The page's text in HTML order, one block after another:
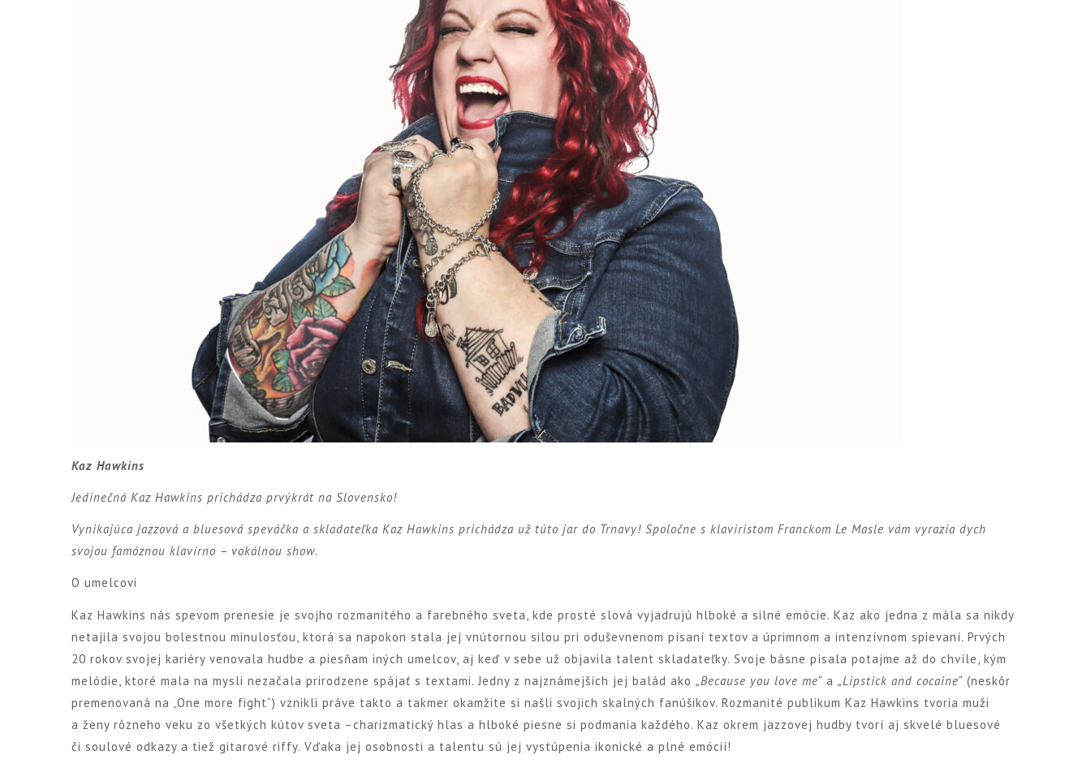
Kaz Hawkins
Jedinečná Kaz Hawkins prichádza prvýkrát na Slovensko!
Vynikajúca jazzová a bluesová speváčka a skladateľka Kaz Hawkins prichádza už túto jar do Trnavy! Spoločne s klaviristom Franckom Le Masle vám vyrazia dych
svojou famóznou klavírno – vokálnou show.
O umelcovi
Kaz Hawkins nás spevom prenesie je svojho rozmanitého a farebného sveta, kde prosté slová vyjadrujú hlboké a silné emócie. Kaz ako jedna z mála sa nikdy
netajila svojou bolestnou minulosťou, ktorá sa napokon stala jej vnútornou silou pri oduševnenom písaní textov a úprimnom a intenzívnom spievaní. Prvých
20 rokov svojej kariéry venovala hudbe a piesňam iných umelcov, aj keď v sebe už objavila talent skladateľky. Svoje básne písala potajme až do chvíle, kým
melódie, ktoré mala na mysli nezačala prirodzene spájať s textami. Jedny z najznámejších jej balád ako„Because you love me“ a„Lipstick and cocaine“ (neskôr
premenovaná na „One more fight“) vznikli práve takto a takmer okamžite si našli svojich skalných fanúšikov. Rozmanité publikum Kaz Hawkins tvoria muži
a ženy rôzneho veku zo všetkých kútov sveta –charizmatický hlas a hlboké piesne si podmania každého. Kaz okrem jazzovej hudby tvorí aj skvelé bluesové
či soulové odkazy a tiež gitarové riffy. Vďaka jej osobnosti a talentu sú jej vystúpenia ikonické a plné emócií!